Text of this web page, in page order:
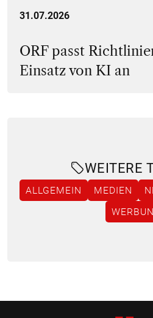
31.07.2026
ORF passt
Einsatz von KI an
WEITERE
ALLGEMEIN MEDIEN